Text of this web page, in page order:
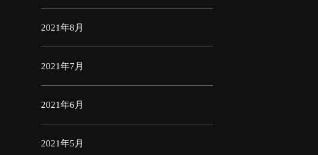
2021年8月
2021年7月
2021年6月
2021年5月